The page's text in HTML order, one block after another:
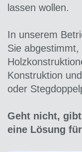
lassen wollen.
In unserem
Sie
Konstruktion
oder
Geht nicht,
eine Lösung